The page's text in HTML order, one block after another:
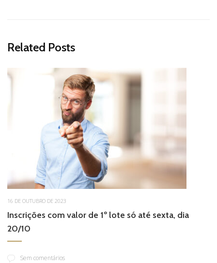
Related Posts
16 DE OUTUBRO DE 2023
Inscrições com valor de 1º lote só até sexta, dia
20/10
Sem comentários